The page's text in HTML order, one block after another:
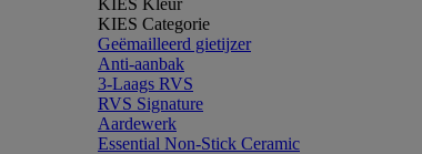
KIES Kleur
KIES Categorie
Geëmailleerd gietijzer
Anti-aanbak
3-Laags RVS
RVS Signature
Aardewerk
Essential Non-Stick Ceramic